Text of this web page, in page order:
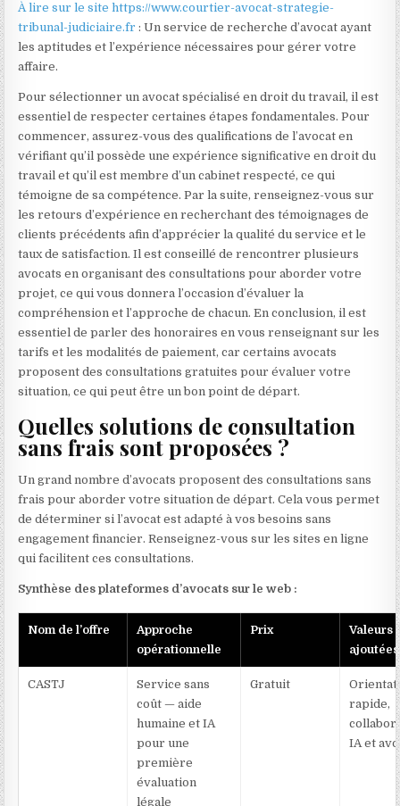
À lire sur le site https://www.courtier-avocat-strategie-
tribunal-judiciaire.fr : Un service de recherche d’avocat ayant
les aptitudes et l’expérience nécessaires pour gérer votre
affaire.
Pour sélectionner un avocat spécialisé en droit du travail, il est
essentiel de respecter certaines étapes fondamentales. Pour
commencer, assurez-vous des qualifications de l’avocat en
vérifiant qu’il possède une expérience significative en droit du
travail et qu’il est membre d’un cabinet respecté, ce qui
témoigne de sa compétence. Par la suite, renseignez-vous sur
les retours d’expérience en recherchant des témoignages de
clients précédents afin d’apprécier la qualité du service et le
taux de satisfaction. Il est conseillé de rencontrer plusieurs
avocats en organisant des consultations pour aborder votre
projet, ce qui vous donnera l’occasion d’évaluer la
compréhension et l’approche de chacun. En conclusion, il est
essentiel de parler des honoraires en vous renseignant sur les
tarifs et les modalités de paiement, car certains avocats
proposent des consultations gratuites pour évaluer votre
situation, ce qui peut être un bon point de départ.
Quelles solutions de consultation
sans frais sont proposées ?
Un grand nombre d’avocats proposent des consultations sans
frais pour aborder votre situation de départ. Cela vous permet
de déterminer si l’avocat est adapté à vos besoins sans
engagement financier. Renseignez-vous sur les sites en ligne
qui facilitent ces consultations.
Synthèse des plateformes d’avocats sur le web :
Nom de l’offre
Approche
opérationnelle
Prix
Valeurs
ajoutées
CASTJ
Service sans
coût — aide
humaine et IA
pour une
première
évaluation
légale
Gratuit
rapide,
IA et